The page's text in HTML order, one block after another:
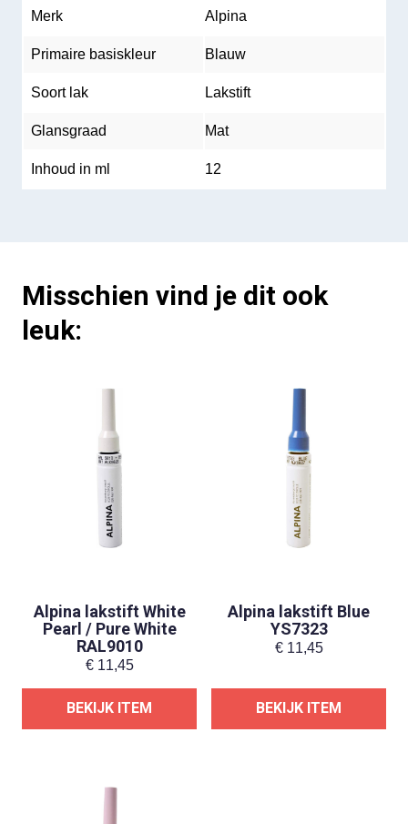
Merk Alpina
Primaire basiskleur Blauw
Soort lak Lakstift
Glansgraad Mat
Inhoud in ml 12
Misschien vind je dit ook
leuk:
Alpina lakstift White
Pearl / Pure White
RAL9010
€11,45
BEKIJK ITEM
Alpina lakstift Blue
YS7323
€11,45
BEKIJK ITEM